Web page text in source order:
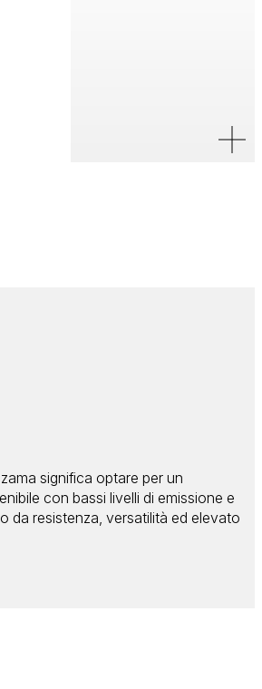
significa optare per un
con bassi livelli di emissione e
da resistenza, versatilità ed elevato